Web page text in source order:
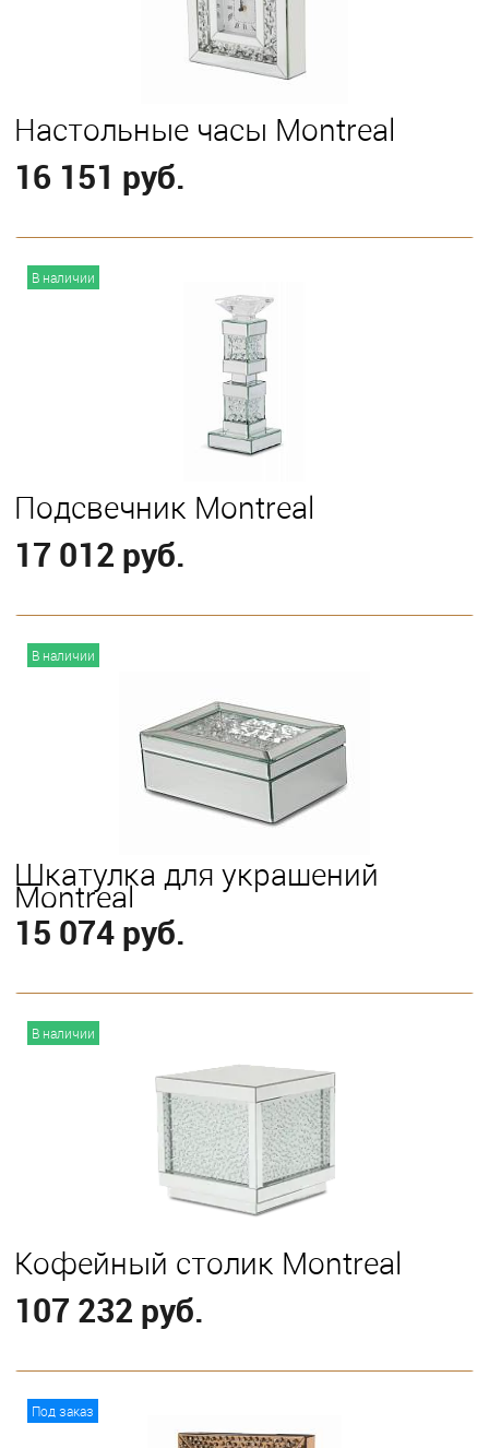
Настольные часы Montreal
16 151 руб.
В наличии
Подсвечник Montreal
17 012 руб.
В наличии
Шкатулка для украшений
Montreal
15 074 руб.
В наличии
Кофейный столик Montreal
107 232 руб.
Под заказ